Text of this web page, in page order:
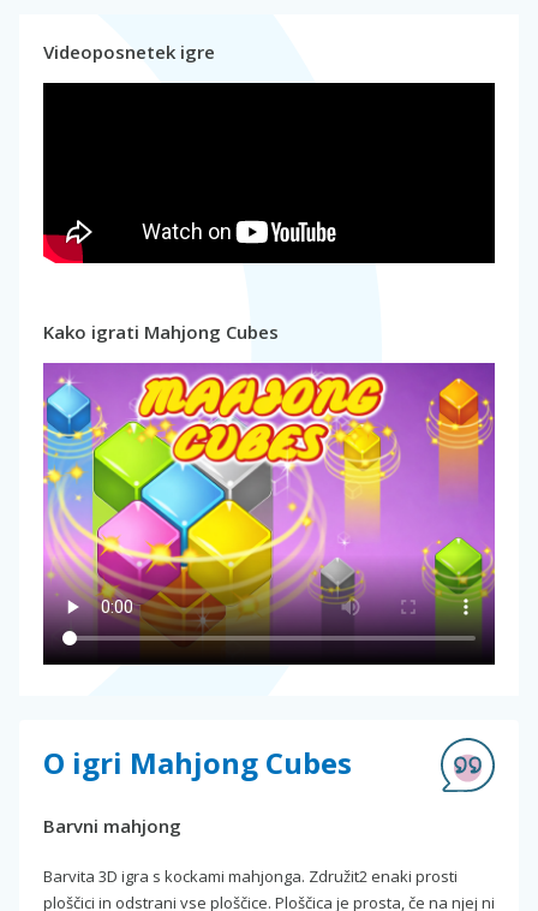
Videoposnetek igre
Kako igrati Mahjong Cubes
O igri Mahjong Cubes
Barvni mahjong
Barvita 3D igra s kockami mahjonga. Združit2 enaki prosti
ploščici in odstrani vse ploščice. Ploščica je prosta, če na njej ni